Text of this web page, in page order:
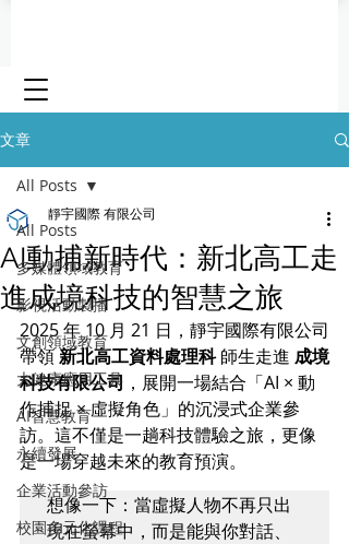
文章
All Posts
多媒體領域教育
影視活動製播
文創領域教育
大健康應用工具
AI智慧教育
永續發展
企業活動參訪
校園多元化課程
All Posts
AI動捕新時代：新北高工走
進成境科技的智慧之旅
靜宇國際 有限公司
2025 年 10 月 21 日，靜宇國際有限公司
帶領 新北高工資料處理科 師生走進 成境
科技有限公司 ，展開一場結合「AI × 動
作捕捉 × 虛擬角色」的沉浸式企業參
訪。這不僅是一趟科技體驗之旅，更像
是一場穿越未來的教育預演。
想像一下：當虛擬人物不再只出
現在螢幕中，而是能與你對話、